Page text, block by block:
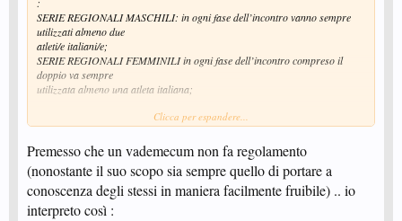
SERIE REGIONALI MASCHILI: in ogni fase dell’incontro vanno sempre
utilizzati almeno due
atleti/e italiani/e;
SERIE REGIONALI FEMMINILI in ogni fase dell’incontro compreso il
doppio va sempre
utilizzata almeno una atleta italiana;
Per il maschile il fatto che non hanno scritto come per il femminile "
contemporaneamente due stranieri, oppure al massimo uno, oppure
nessuno perché in ogni fase ci devono essere due italiani ?
Clicca per espandere...
Premesso che un vademecum non fa regolamento
(nonostante il suo scopo sia sempre quello di portare a
conoscenza degli stessi in maniera facilmente fruibile) .. io
interpreto così :